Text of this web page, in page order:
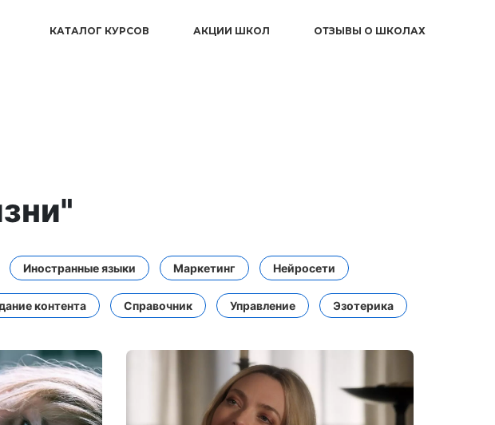
КАТАЛОГ КУРСОВ АКЦИИ ШКОЛ ОТЗЫВЫ О ШКОЛАХ
Иностранные языки Маркетинг Нейросети
контента Справочник Управление Эзотерика